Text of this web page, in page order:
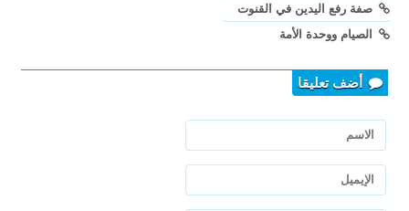
صفة رفع اليدين في القنوت
الصيام ووحدة الأمة
أضف تعليقا